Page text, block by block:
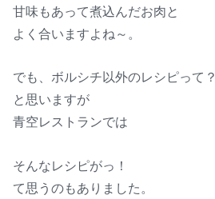
甘味もあって煮込んだお肉と
よく合いますよね～。
でも、ボルシチ以外のレシピって？
と思いますが
青空レストランでは
そんなレシピがっ！
て思うのもありました。